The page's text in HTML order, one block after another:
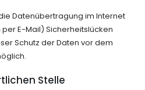
Datenübertragung im Internet
E-Mail) Sicherheitslücken
Schutz der Daten vor dem
Stelle